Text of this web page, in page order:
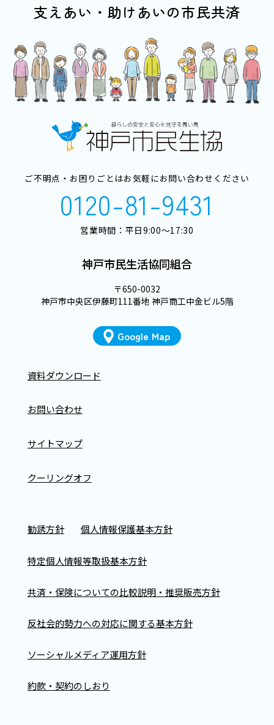
支えあい・助けあいの市民共済
ご不明点・お困りごとはお気軽にお問い合わせください
0120-81-9431
営業時間：平日9:00～17:30
神戸市民生活協同組合
〒650-0032
神戸市中央区伊藤町111番地 神戸商工中金ビル5階
Google Map
資料ダウンロード
お問い合わせ
サイトマップ
クーリングオフ
勧誘方針 個人情報保護基本方針
特定個人情報等取扱基本方針
共済・保険についての比較説明・推奨販売方針
反社会的勢力への対応に関する基本方針
ソーシャルメディア運用方針
約款・契約のしおり